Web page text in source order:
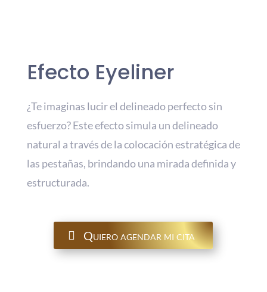
Efecto Eyeliner
¿Te imaginas lucir el delineado perfecto sin
esfuerzo? Este efecto simula un delineado
natural a través de la colocación estratégica de
las pestañas, brindando una mirada definida y
estructurada.
Quiero agendar mi cita